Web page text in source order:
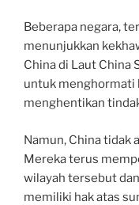
Beberapa negara,
menunjukkan
China di Laut China
untuk menghormati
menghentikan
Namun, China tidak
Mereka terus
wilayah tersebut
memiliki hak atas